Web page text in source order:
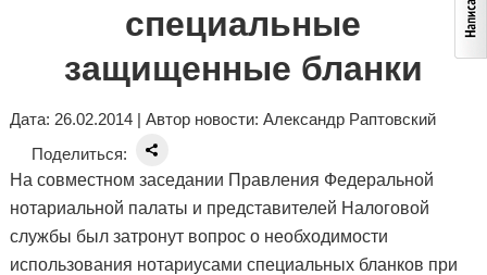
специальные
защищенные бланки
Дата: 26.02.2014 | Автор новости: Александр Раптовский
Поделиться:
На совместном заседании Правления Федеральной
нотариальной палаты и представителей Налоговой
службы был затронут вопрос о необходимости
использования нотариусами специальных бланков при